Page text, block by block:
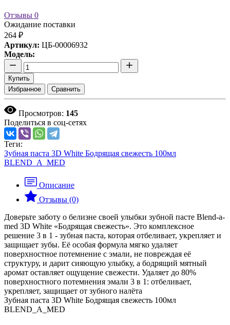
Отзывы 0
Ожидание поставки
264 ₽
Артикул: ЦБ-00006932
Модель:
Купить
Избранное
Сравнить
Просмотров: 145
Поделиться в соц-сетях
Теги:
Зубная паста 3D White Бодрящая свежесть 100мл
BLEND_A_MED
Описание
Отзывы (0)
Доверьте заботу о белизне своей улыбки зубной пасте Blend-a-
med 3D White «Бодрящая свежесть». Это комплексное
решение 3 в 1 - зубная паста, которая отбеливает, укрепляет и
защищает зубы. Её особая формула мягко удаляет
поверхностное потемнение с эмали, не повреждая её
структуру, и дарит сияющую улыбку, а бодрящий мятный
аромат оставляет ощущение свежести. Удаляет до 80%
поверхностного потемнения эмали 3 в 1: отбеливает,
укрепляет, защищает от зубного налёта
Зубная паста 3D White Бодрящая свежесть 100мл
BLEND_A_MED